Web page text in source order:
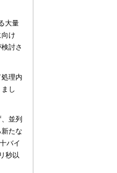
大量
け
討さ
理内
し
並列
たな
バイ
秒以